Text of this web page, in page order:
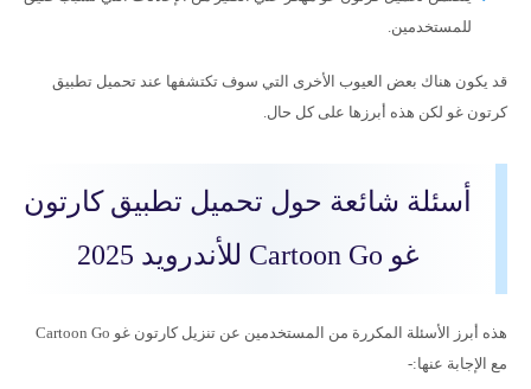
للمستخدمين.
قد يكون هناك بعض العيوب الأخرى التي سوف تكتشفها عند تحميل تطبيق
كرتون غو لكن هذه أبرزها على كل حال.
أسئلة شائعة حول تحميل تطبيق كارتون
غو Cartoon Go للأندرويد 2025
هذه أبرز الأسئلة المكررة من المستخدمين عن تنزيل كارتون غو Cartoon Go
مع الإجابة عنها:-